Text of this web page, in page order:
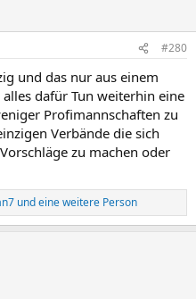
#280
und das nur aus einem
dafür Tun weiterhin eine
Profimannschaften zu
Verbände die sich
zu machen oder
und eine weitere Person